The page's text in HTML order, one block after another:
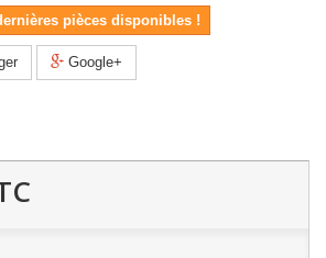
pièces disponibles !
Google+